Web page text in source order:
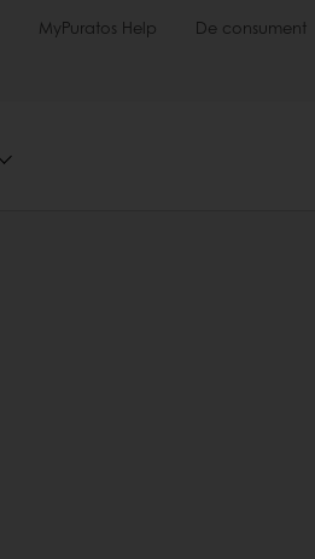
MyPuratos Help De consument